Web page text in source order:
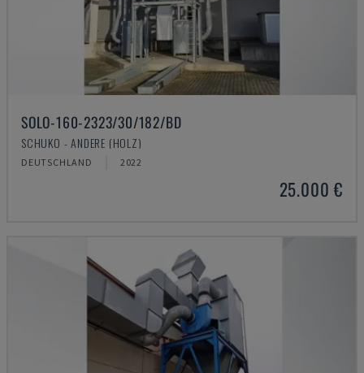
SOLO-160-2323/30/182/BD
SCHUKO - ANDERE (HOLZ)
DEUTSCHLAND 2022
25.000 €